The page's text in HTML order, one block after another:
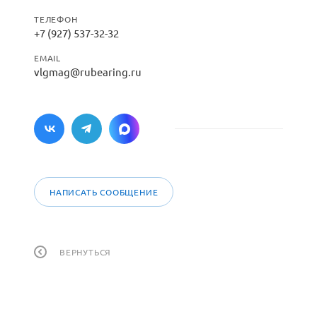
ТЕЛЕФОН
+7 (927) 537-32-32
EMAIL
vlgmag@rubearing.ru
НАПИСАТЬ СООБЩЕНИЕ
ВЕРНУТЬСЯ